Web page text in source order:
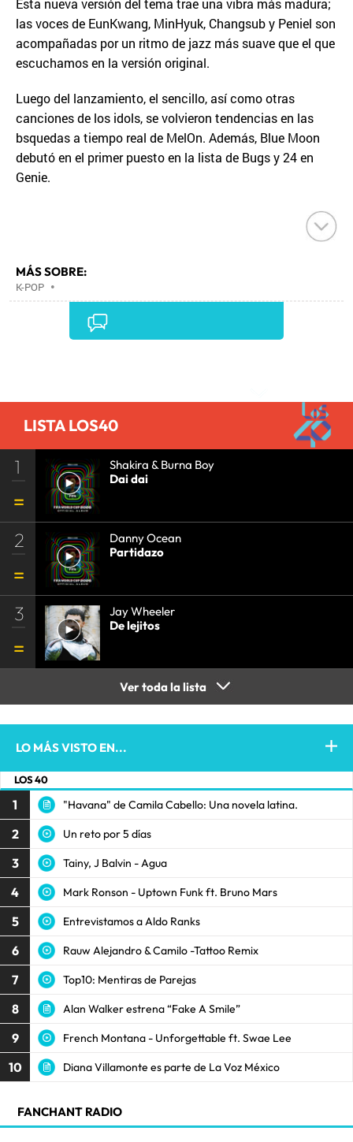
las voces de EunKwang, MinHyuk, Changsub y Peniel son
acompañadas por un ritmo de jazz más suave que el que
escuchamos en la versión original.
Luego del lanzamiento, el sencillo, así como otras
canciones de los idols, se volvieron tendencias en las
bsquedas a tiempo real de MelOn. Además, Blue Moon
debutó en el primer puesto en la lista de Bugs y 24 en
Genie.
MÁS SOBRE:
K-POP •
LISTA LOS40
1
Shakira & Burna Boy
Dai dai
2
Danny Ocean
Partidazo
3
Jay Wheeler
De lejitos
Ver toda la lista
LO MÁS VISTO EN...
LOS 40
1 "Havana" de Camila Cabello: Una novela latina.
2 Un reto por 5 días
3 Tainy, J Balvin - Agua
4 Mark Ronson - Uptown Funk ft. Bruno Mars
5 Entrevistamos a Aldo Ranks
6 Rauw Alejandro & Camilo -Tattoo Remix
7 Top10: Mentiras de Parejas
8 Alan Walker estrena “Fake A Smile”
9 French Montana - Unforgettable ft. Swae Lee
10 Diana Villamonte es parte de La Voz México
FANCHANT RADIO